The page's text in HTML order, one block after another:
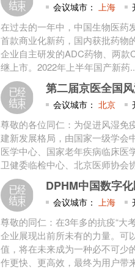
会议城市： 上海
在过去的一年中，中国生物医药
首款商业化新药，国内获批药物
企业自主研发的ADC药物、两款
继上市。2022年上半年国产新药
第二届京医全国
会议城市： 北京
尊敬的各位同仁：为促进风湿免
建新发展格局，由国家一级学会
医学中心、国家老年疾病临床医
卫健委临检中心、北京医师协会
DPHM中国数字
会议城市： 上海
尊敬的同仁：在3年多的抗疫“大
企业展现出前所未有的力量。可
值，将在未来成为一种必不可少
作更快、更高效，最终为用户带